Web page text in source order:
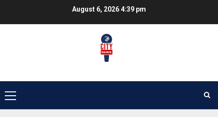
August 6, 20264:39 pm
Primary
Menu